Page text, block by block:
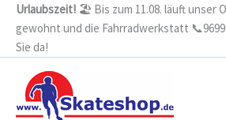
Zum
Inhalt
springen
Urlaubszeit! 🏖️ Bis zum 11.08. läuft unser
gewohnt und die Fahrradwerkstatt
Sie da!